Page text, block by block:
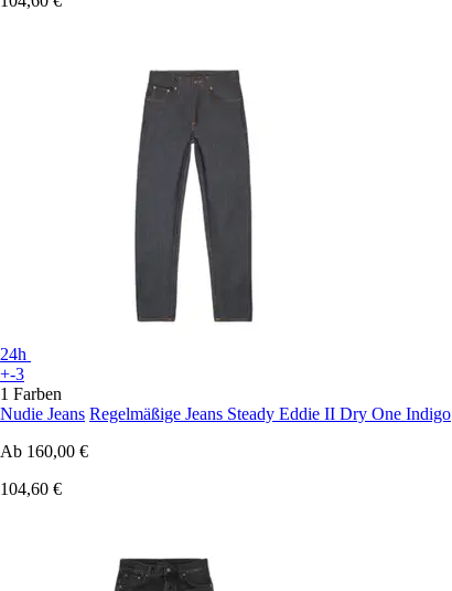
24h
+-3
1 Farben
Nudie Jeans Regelmäßige Jeans Steady Eddie II Dry One Indigo
Ab 160,00 €
104,60 €